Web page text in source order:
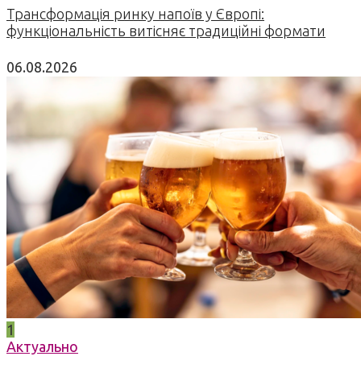
Трансформація ринку напоїв у Європі:
функціональність витісняє традиційні формати
06.08.2026
1
Актуально